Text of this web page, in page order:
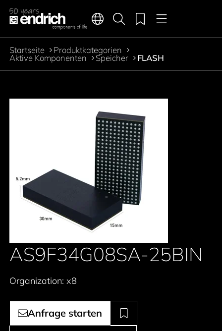
Zum Inhalt springen
Hauptnavigation
Sprachen Menü
Produktsuche
Merkliste
Pfadnavigation
Startseite Produktkategorien
Aktive Komponenten Speicher FLASH
AS9F34G08SA-25BIN
Organization: x8
Anfrage starten